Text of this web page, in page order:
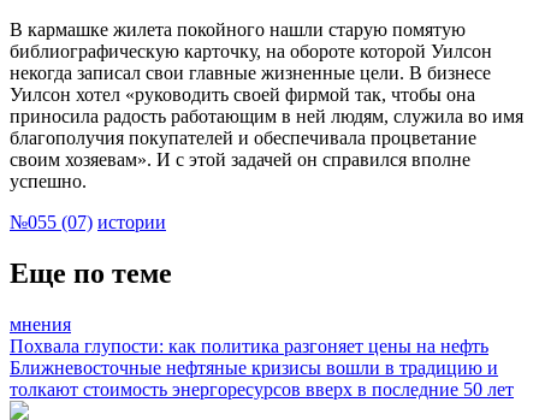
В кармашке жилета покойного нашли старую помятую
библиографическую карточку, на обороте которой Уилсон
некогда записал свои главные жизненные цели. В бизнесе
Уилсон хотел «руководить своей фирмой так, чтобы она
приносила радость работающим в ней людям, служила во имя
благополучия покупателей и обеспечивала процветание
своим хозяевам». И с этой задачей он справился вполне
успешно.
№055 (07) истории
Еще по теме
мнения
Похвала глупости: как политика разгоняет цены на нефть
Ближневосточные нефтяные кризисы вошли в традицию и
толкают стоимость энергоресурсов вверх в последние 50 лет